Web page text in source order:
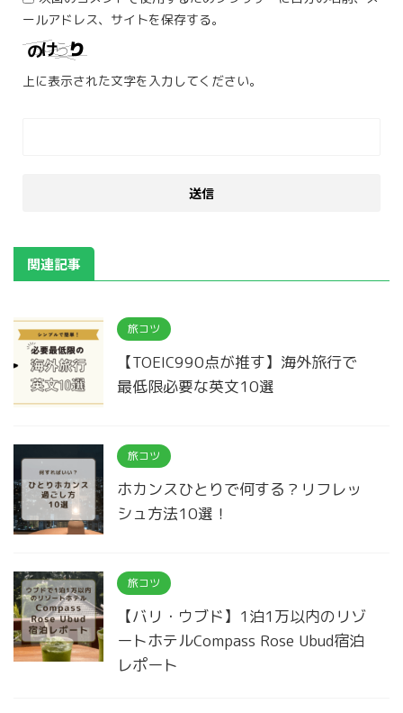
ールアドレス、サイトを保存する。
上に表示された文字を入力してください。
関連記事
旅コツ
【TOEIC990点が推す】海外旅行で
最低限必要な英文10選
旅コツ
ホカンスひとりで何する？リフレッ
シュ方法10選！
旅コツ
【バリ・ウブド】1泊1万以内のリゾ
ートホテルCompass Rose Ubud宿泊
レポート